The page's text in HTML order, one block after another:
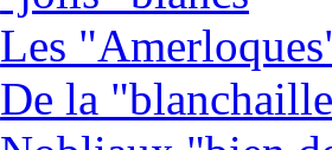
Les
De la